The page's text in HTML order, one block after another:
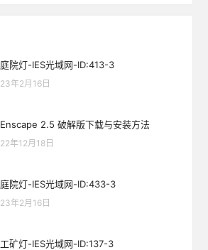
庭院灯-IES光域网-ID:413-3
23年2月16日
Enscape 2.5 破解版下载与安装方法
22年12月18日
庭院灯-IES光域网-ID:433-3
23年2月16日
工矿灯-IES光域网-ID:137-3